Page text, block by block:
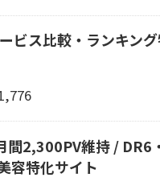
ビス比較・ランキン
間2,300PV維持 / DR6
容特化サイト